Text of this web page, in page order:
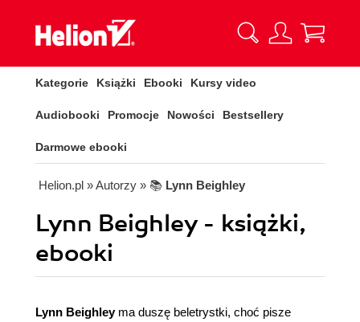
Kategorie Książki Ebooki Kursy video
Audiobooki Promocje Nowości Bestsellery
Darmowe ebooki
Helion.pl » Autorzy » 📚 Lynn Beighley
Lynn Beighley - książki,
ebooki
Lynn Beighleyma duszę beletrystki, choć pisze